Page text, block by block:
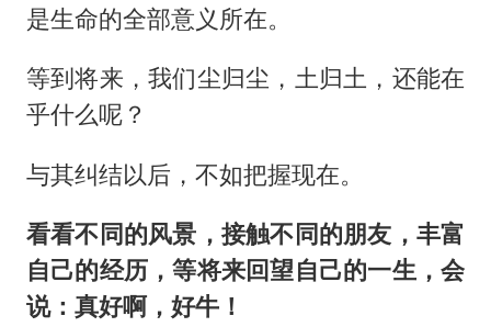
是生命的全部意义所在。
等到将来，我们尘归尘，土归土，还能在
乎什么呢？
与其纠结以后，不如把握现在。
看看不同的风景，接触不同的朋友，丰富
自己的经历，等将来回望自己的一生，会
说：真好啊，好牛！